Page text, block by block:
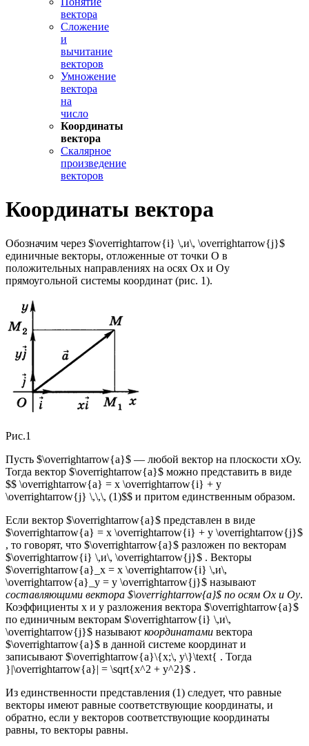
вектора
Сложение
и
вычитание
векторов
Умножение
вектора
на
число
Координаты
вектора
Скалярное
произведение
векторов
Координаты вектора
Обозначим через $\overrightarrow{i} \,и\, \overrightarrow{j}$
единичные векторы, отложенные от точки О в
положительных направлениях на осях Ох и Оу
прямоугольной системы координат (рис. 1).
Рис.1
Пусть $\overrightarrow{a}$ — любой вектор на плоскости хОу.
Тогда вектор $\overrightarrow{a}$ можно представить в виде
$$ \overrightarrow{a} = x \overrightarrow{i} + y
\overrightarrow{j} \,\,\, (1)$$ и притом единственным образом.
Если вектор $\overrightarrow{a}$ представлен в виде
$\overrightarrow{a} = x \overrightarrow{i} + у \overrightarrow{j}$
, то говорят, что $\overrightarrow{a}$ разложен по векторам
$\overrightarrow{i} \,и\, \overrightarrow{j}$ . Векторы
$\overrightarrow{a}_х = x \overrightarrow{i} \,и\,
\overrightarrow{a}_у = у \overrightarrow{j}$ называют
составляющими вектора $\overrightarrow{a}$ по осям Ох и Оу.
Коэффициенты х и у разложения вектора $\overrightarrow{a}$
по единичным векторам $\overrightarrow{i} \,и\,
\overrightarrow{j}$ называют координатами вектора
$\overrightarrow{a}$ в данной системе координат и
записывают $\overrightarrow{a}\{х;\, у\}\text{ . Тогда
}|\overrightarrow{a}| = \sqrt{x^2 + у^2}$ .
Из единственности представления (1) следует, что равные
векторы имеют равные соответствующие координаты, и
обратно, если у векторов соответствующие координаты
равны, то векторы равны.